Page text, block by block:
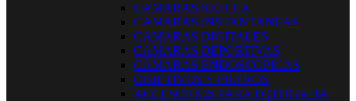
CAMARAS REFLEX
CAMARAS INSTANTANEAS
CAMARAS DIGITALES
CAMARAS DEPORTIVAS
CÁMARAS ENDOSCOPICAS
OBJETIVOS Y FILTROS
ACCESORIOS PARA FOTOGAFIA